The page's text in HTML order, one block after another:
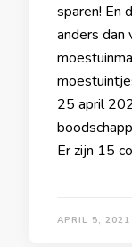
sparen! En
anders dan
25 april
Er zijn 15
APRIL 5, 2021